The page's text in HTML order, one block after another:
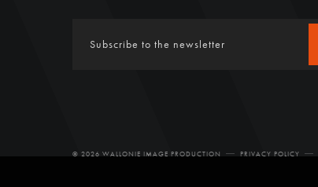
© 2026 WALLONIE IMAGE PRODUCTION PRIVACY POLICY